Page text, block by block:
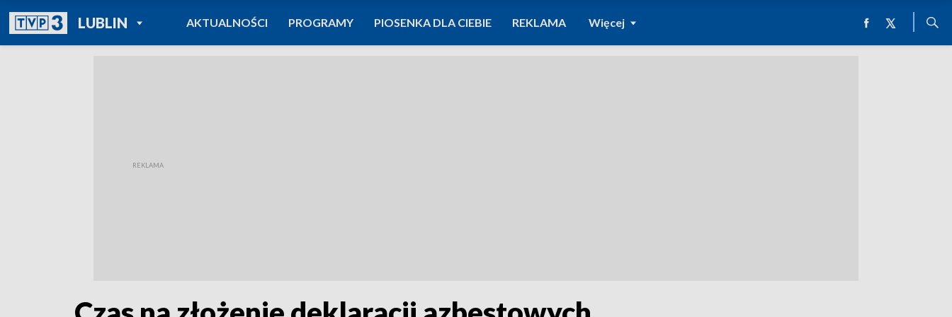
LUBLINPOWRÓT DO
TVP REGIONY
AKTUALNOŚCI PROGRAMY PIOSENKA DLA CIEBIE REKLAMA Więcej